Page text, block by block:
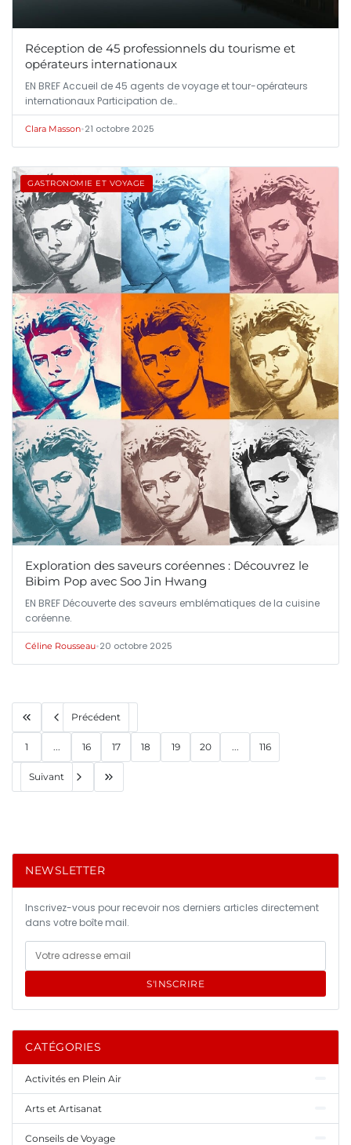
Réception de 45 professionnels du tourisme et
opérateurs internationaux
EN BREF Accueil de 45 agents de voyage et tour-opérateurs
internationaux Participation de…
Clara Masson•21 octobre 2025
GASTRONOMIE ET VOYAGE
Exploration des saveurs coréennes : Découvrez le
Bibim Pop avec Soo Jin Hwang
EN BREF Découverte des saveurs emblématiques de la cuisine
coréenne.
Céline Rousseau•20 octobre 2025
Précédent
1 ... 16 17 18 19 20 ... 116
Suivant
NEWSLETTER
Inscrivez-vous pour recevoir nos derniers articles directement
dans votre boîte mail.
S'INSCRIRE
CATÉGORIES
Activités en Plein Air
Arts et Artisanat
Conseils de Voyage